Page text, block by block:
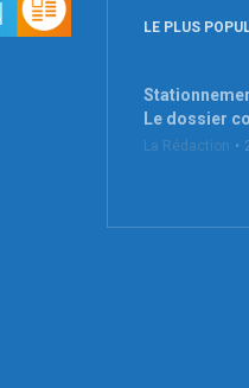
LE PLUS
Le dossier
La Rédaction